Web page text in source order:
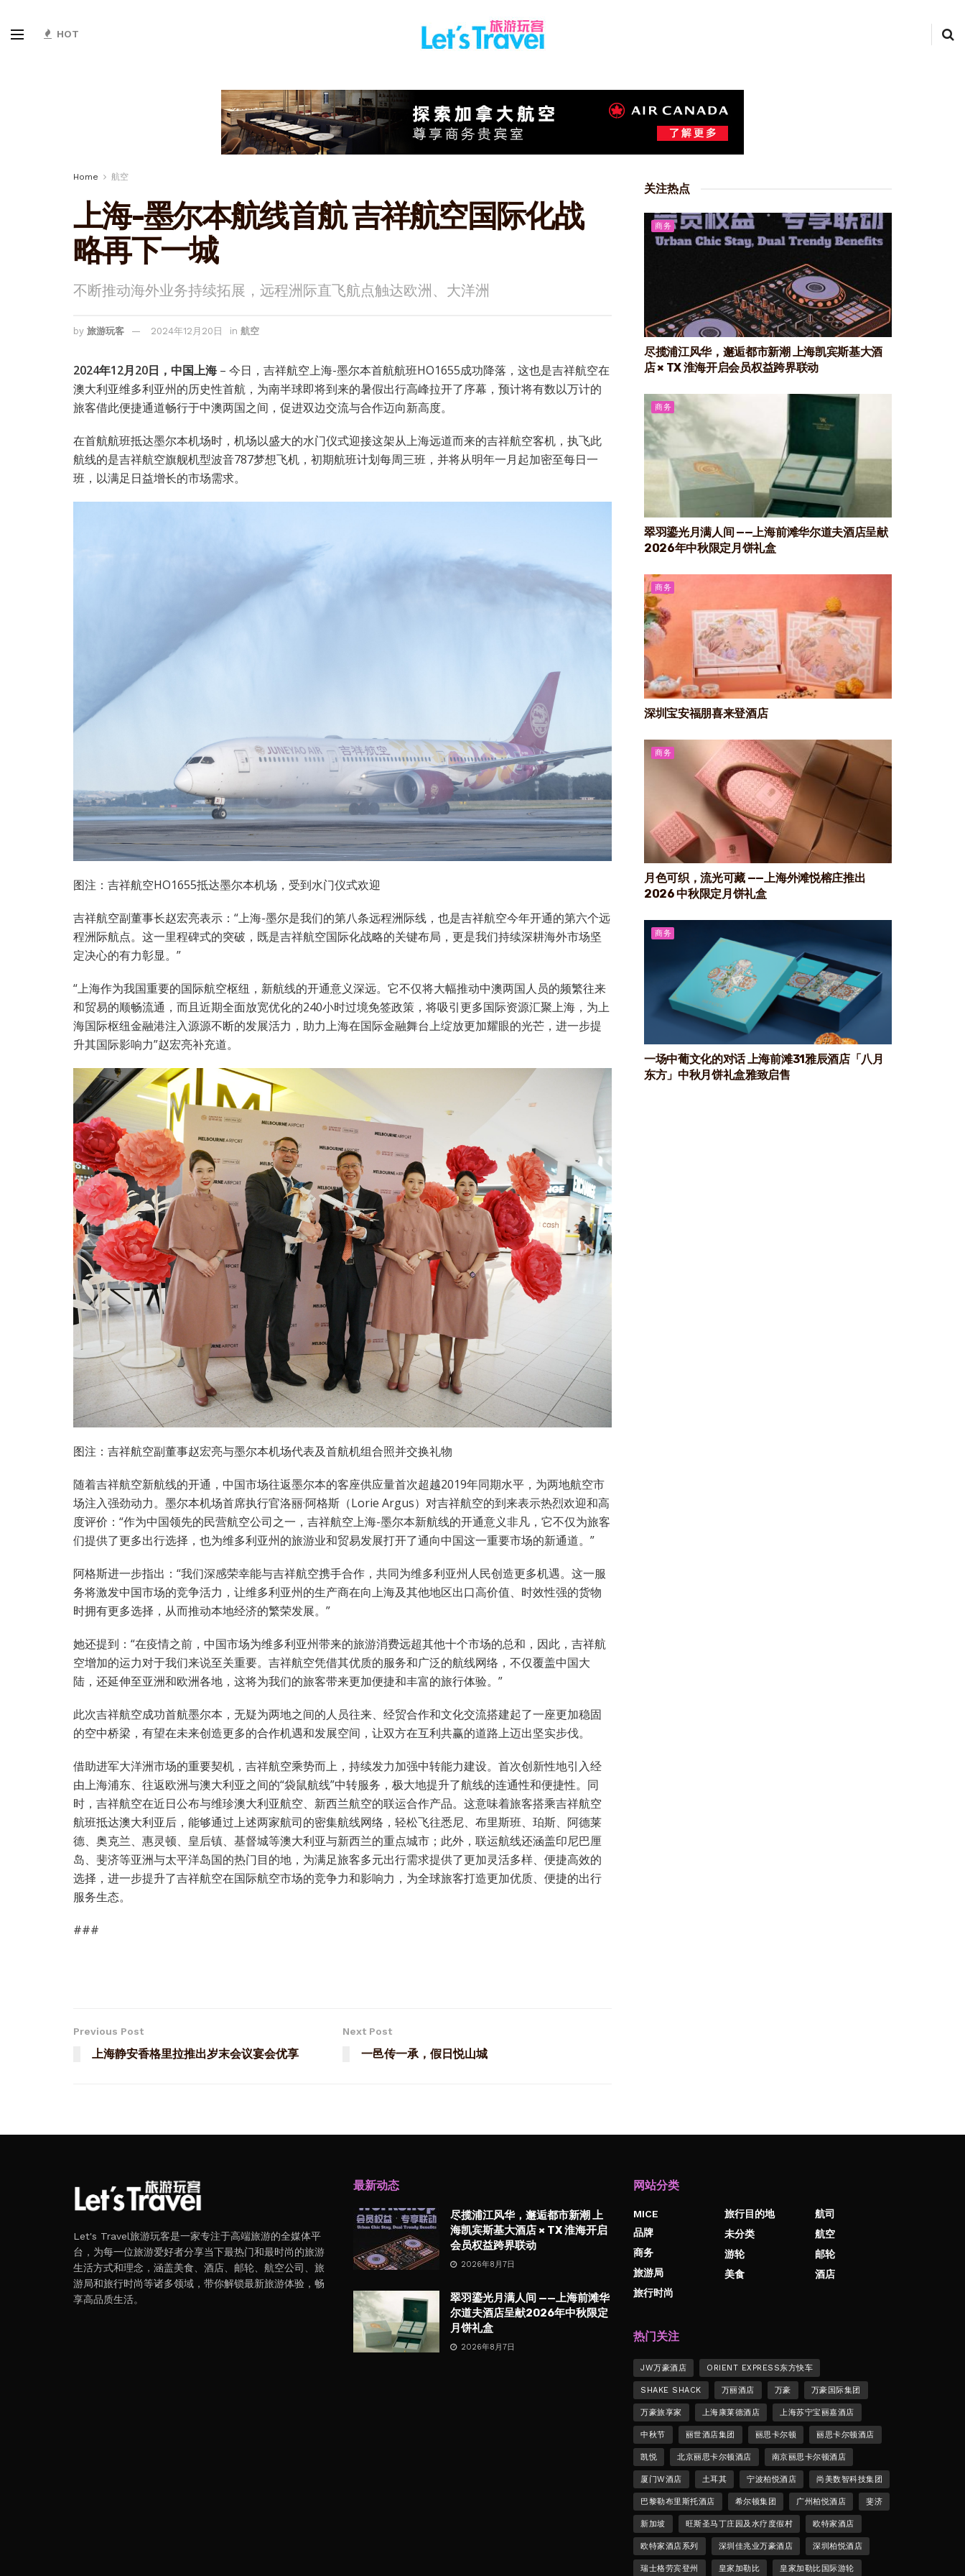
HOT
Home 航空
上海-墨尔本航线首航 吉祥航空国际化战
略再下一城
不断推动海外业务持续拓展，远程洲际直飞航点触达欧洲、大洋洲
by 旅游玩客 2024年12月20日 in 航空
2024年12月20日，中国上海 – 今日，吉祥航空上海-墨尔本首航航班HO1655成功降落，这也是吉祥航空在
澳大利亚维多利亚州的历史性首航，为南半球即将到来的暑假出行高峰拉开了序幕，预计将有数以万计的
旅客借此便捷通道畅行于中澳两国之间，促进双边交流与合作迈向新高度。
在首航航班抵达墨尔本机场时，机场以盛大的水门仪式迎接这架从上海远道而来的吉祥航空客机，执飞此
航线的是吉祥航空旗舰机型波音787梦想飞机，初期航班计划每周三班，并将从明年一月起加密至每日一
班，以满足日益增长的市场需求。
图注：吉祥航空HO1655抵达墨尔本机场，受到水门仪式欢迎
吉祥航空副董事长赵宏亮表示：“上海-墨尔是我们的第八条远程洲际线，也是吉祥航空今年开通的第六个远
程洲际航点。这一里程碑式的突破，既是吉祥航空国际化战略的关键布局，更是我们持续深耕海外市场坚
定决心的有力彰显。”
“上海作为我国重要的国际航空枢纽，新航线的开通意义深远。它不仅将大幅推动中澳两国人员的频繁往来
和贸易的顺畅流通，而且近期全面放宽优化的240小时过境免签政策，将吸引更多国际资源汇聚上海，为上
海国际枢纽金融港注入源源不断的发展活力，助力上海在国际金融舞台上绽放更加耀眼的光芒，进一步提
升其国际影响力”赵宏亮补充道。
图注：吉祥航空副董事赵宏亮与墨尔本机场代表及首航机组合照并交换礼物
随着吉祥航空新航线的开通，中国市场往返墨尔本的客座供应量首次超越2019年同期水平，为两地航空市
场注入强劲动力。墨尔本机场首席执行官洛丽·阿格斯（Lorie Argus）对吉祥航空的到来表示热烈欢迎和高
度评价：“作为中国领先的民营航空公司之一，吉祥航空上海-墨尔本新航线的开通意义非凡，它不仅为旅客
们提供了更多出行选择，也为维多利亚州的旅游业和贸易发展打开了通向中国这一重要市场的新通道。”
阿格斯进一步指出：“我们深感荣幸能与吉祥航空携手合作，共同为维多利亚州人民创造更多机遇。这一服
务将激发中国市场的竞争活力，让维多利亚州的生产商在向上海及其他地区出口高价值、时效性强的货物
时拥有更多选择，从而推动本地经济的繁荣发展。”
她还提到：“在疫情之前，中国市场为维多利亚州带来的旅游消费远超其他十个市场的总和，因此，吉祥航
空增加的运力对于我们来说至关重要。吉祥航空凭借其优质的服务和广泛的航线网络，不仅覆盖中国大
陆，还延伸至亚洲和欧洲各地，这将为我们的旅客带来更加便捷和丰富的旅行体验。”
此次吉祥航空成功首航墨尔本，无疑为两地之间的人员往来、经贸合作和文化交流搭建起了一座更加稳固
的空中桥梁，有望在未来创造更多的合作机遇和发展空间，让双方在互利共赢的道路上迈出坚实步伐。
借助进军大洋洲市场的重要契机，吉祥航空乘势而上，持续发力加强中转能力建设。首次创新性地引入经
由上海浦东、往返欧洲与澳大利亚之间的“袋鼠航线”中转服务，极大地提升了航线的连通性和便捷性。同
时，吉祥航空在近日公布与维珍澳大利亚航空、新西兰航空的联运合作产品。这意味着旅客搭乘吉祥航空
航班抵达澳大利亚后，能够通过上述两家航司的密集航线网络，轻松飞往悉尼、布里斯班、珀斯、阿德莱
德、奥克兰、惠灵顿、皇后镇、基督城等澳大利亚与新西兰的重点城市；此外，联运航线还涵盖印尼巴厘
岛、斐济等亚洲与太平洋岛国的热门目的地，为满足旅客多元出行需求提供了更加灵活多样、便捷高效的
选择，进一步提升了吉祥航空在国际航空市场的竞争力和影响力，为全球旅客打造更加优质、便捷的出行
服务生态。
###
Previous Post
上海静安香格里拉推出岁末会议宴会优享
Next Post
一邑传一承，假日悦山城
关注热点
商务
尽揽浦江风华，邂逅都市新潮 上海凯宾斯基大酒
店 × TX 淮海开启会员权益跨界联动
商务
翠羽鎏光月满人间 ——上海前滩华尔道夫酒店呈献
2026年中秋限定月饼礼盒
商务
深圳宝安福朋喜来登酒店
商务
月色可织，流光可藏 ——上海外滩悦榕庄推出
2026 中秋限定月饼礼盒
商务
一场中葡文化的对话 上海前滩31雅辰酒店「八月
东方」中秋月饼礼盒雅致启售
Let's Travel旅游玩客是一家专注于高端旅游的全媒体平
台，为每一位旅游爱好者分享当下最热门和最时尚的旅游
生活方式和理念，涵盖美食、酒店、邮轮、航空公司、旅
游局和旅行时尚等诸多领域，带你解锁最新旅游体验，畅
享高品质生活。
最新动态
尽揽浦江风华，邂逅都市新潮 上
海凯宾斯基大酒店 × TX 淮海开启
会员权益跨界联动
2026年8月7日
翠羽鎏光月满人间 ——上海前滩华
尔道夫酒店呈献2026年中秋限定
月饼礼盒
2026年8月7日
网站分类
MICE
品牌
商务
旅游局
旅行时尚
旅行目的地
未分类
游轮
美食
航司
航空
邮轮
酒店
热门关注
JW万豪酒店 ORIENT EXPRESS东方快车
SHAKE SHACK 万丽酒店 万豪 万豪国际集团
万豪旅享家 上海康莱德酒店 上海苏宁宝丽嘉酒店
中秋节 丽世酒店集团 丽思卡尔顿 丽思卡尔顿酒店
凯悦 北京丽思卡尔顿酒店 南京丽思卡尔顿酒店
厦门W酒店 土耳其 宁波柏悦酒店 尚美数智科技集团
巴黎勒布里斯托酒店 希尔顿集团 广州柏悦酒店 斐济
新加坡 旺斯圣马丁庄园及水疗度假村 欧特家酒店
欧特家酒店系列 深圳佳兆业万豪酒店 深圳柏悦酒店
瑞士格劳宾登州 皇家加勒比 皇家加勒比国际游轮